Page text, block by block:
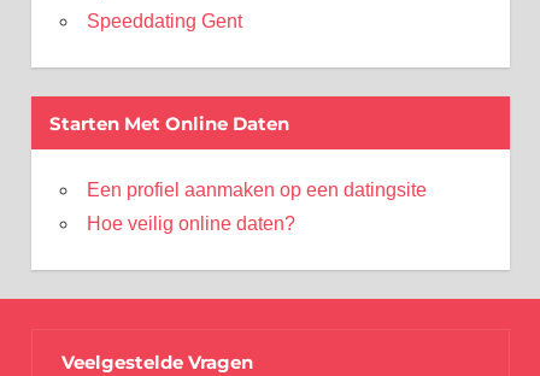
Speeddating Gent
Starten Met Online Daten
Een profiel aanmaken op een datingsite
Hoe veilig online daten?
Veelgestelde Vragen